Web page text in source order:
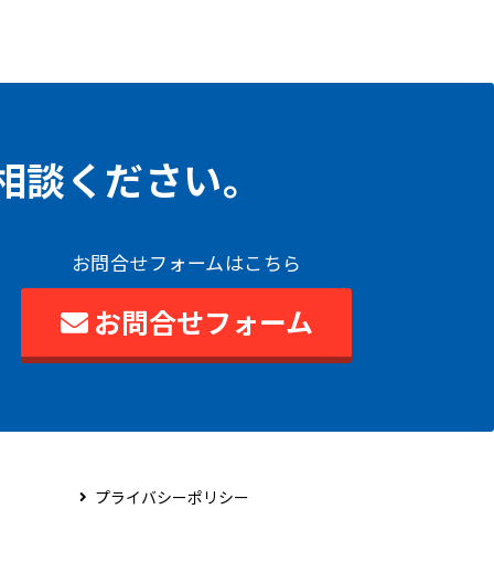
ください。
お問合せフォームはこちら
お問合せフォーム
プライバシーポリシー